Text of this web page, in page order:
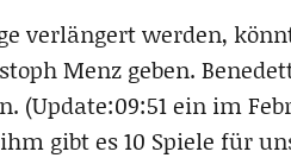
verlängert werden,
Menz geben.
(Update:09:51 ein im
gibt es 10 Spiele für